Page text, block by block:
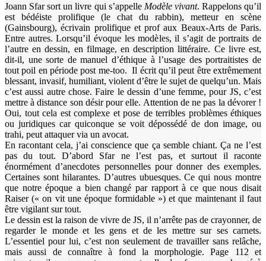
Joann Sfar sort un livre qui s’appelle Modèle vivant. Rappelons qu’il
est bédéiste prolifique (le chat du rabbin), metteur en scène
(Gainsbourg), écrivain prolifique et prof aux Beaux-Arts de Paris.
Entre autres. Lorsqu’il évoque les modèles, il s’agit de portraits de
l’autre en dessin, en filmage, en description littéraire. Ce livre est,
dit-il, une sorte de manuel d’éthique à l’usage des portraitistes de
tout poil en période post me-too. Il écrit qu’il peut être extrêmement
blessant, invasif, humiliant, violent d’être le sujet de quelqu’un. Mais
c’est aussi autre chose. Faire le dessin d’une femme, pour JS, c’est
mettre à distance son désir pour elle. Attention de ne pas la dévorer !
Oui, tout cela est complexe et pose de terribles problèmes éthiques
ou juridiques car quiconque se voit dépossédé de don image, ou
trahi, peut attaquer via un avocat.
En racontant cela, j’ai conscience que ça semble chiant. Ça ne l’est
pas du tout. D’abord Sfar ne l’est pas, et surtout il raconte
énormément d’anecdotes personnelles pour donner des exemples.
Certaines sont hilarantes. D’autres ubuesques. Ce qui nous montre
que notre époque a bien changé par rapport à ce que nous disait
Raiser (« on vit une époque formidable ») et que maintenant il faut
être vigilant sur tout.
Le dessin est la raison de vivre de JS, il n’arrête pas de crayonner, de
regarder le monde et les gens et de les mettre sur ses carnets.
L’essentiel pour lui, c’est non seulement de travailler sans relâche,
mais aussi de connaître à fond la morphologie. Page 112 et